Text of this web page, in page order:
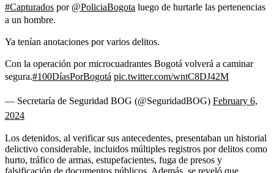
#Capturados por @PoliciaBogota luego de hurtarle las pertenencias
a un hombre.
Ya tenían anotaciones por varios delitos.
Con la operación por microcuadrantes Bogotá volverá a caminar
segura.#100DíasPorBogotá pic.twitter.com/wntC8DJ42M
— Secretaría de Seguridad BOG (@SeguridadBOG) February 6,
2024
Los detenidos, al verificar sus antecedentes, presentaban un historial
delictivo considerable, incluidos múltiples registros por delitos como
hurto, tráfico de armas, estupefacientes, fuga de presos y
falsificación de documentos públicos. Además, se reveló que